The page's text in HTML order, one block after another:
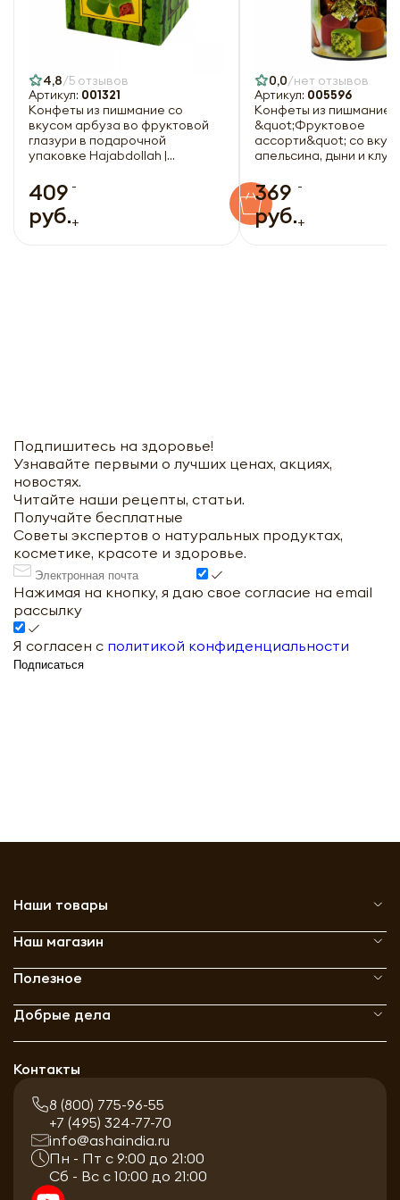
4,8 5 отзывов
Артикул: 001321
Конфеты из пишмание со
вкусом арбуза во фруктовой
глазури в подарочной
упаковке Hajabdollah |
409
руб.
-
+
0,0 нет отзывов
Артикул: 005596
Конфеты из пишмание
&quot;Фруктовое
ассорти&quot; со
апельсина, дыни и
Хаджабдола 200г
369
руб.
-
+
Подпишитесь на здоровье!
Узнавайте первыми о лучших ценах, акциях,
новостях.
Читайте наши рецепты, статьи.
Получайте бесплатные
Советы экспертов о натуральных продуктах,
косметике, красоте и здоровье.
Нажимая на кнопку, я даю свое согласие на email
рассылку
Я согласен с политикой конфиденциальности
Подписаться
Наши товары
Наш магазин
Полезное
Добрые дела
Контакты
8 (800) 775-96-55
+7 (495) 324-77-70
info@ashaindia.ru
Пн - Пт с 9:00 до 21:00
Сб - Вс с 10:00 до 21:00